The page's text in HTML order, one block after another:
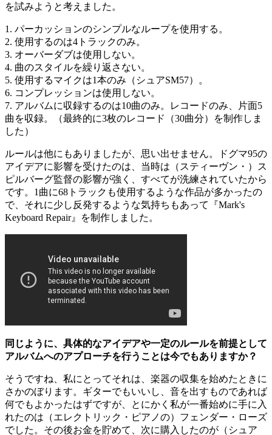
を試みようと考えました。
1. パーカッションのシンプルなループを使用する。
2. 使用するのは4トラックのみ。
3. オーバーダブは使用しない。
4. 曲のスタイルを繰り返さない。
5. 使用するマイクは1本のみ（シュアSM57）。
6. コンプレッションは使用しない。
7. アルバムに収録するのは10曲のみ。レコードのみ、片面5
曲を収録。（最終的に3枚のレコード（30曲分）を制作しま
した）
ルールは他にもありましたが、思い出せません。ドグマ95の
アイデアに影響を受けたのは、当時は（スティーヴン・）ス
ピルバーグ監督の影響が強く、すべてが洗練されていたから
です。1曲に68トラックも使用するような作品が多かったの
で、それに少し反発するような気持ちもあって『Mark's
Keyboard Repair』を制作しました。
同じように、具体的なアイデアや一定のルールを前提として
アルバムへのアプローチを行うことは今でもありますか？
そうですね、私にとってそれは、楽器の収集を始めたときに
さかのぼります。ギターでもいいし、音を出すものであれば
何でもよかったはずですが、とにかく私が一番始めに手に入
れたのは（エレクトリック・ピアノの）フェンダー・ローズ
でした。その後お金を貯めて、次に購入したのが（シュア